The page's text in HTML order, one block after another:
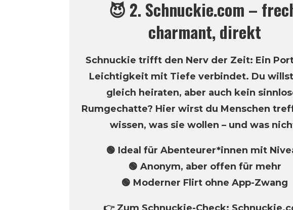
😈 2. Schnuckie.com –
charmant, direkt
Schnuckie trifft den Nerv der Zeit: Ein
Leichtigkeit mit Tiefe verbindet. Du
gleich heiraten, aber auch kein
Rumgechatte? Hier wirst du Menschen
wissen, was sie wollen – und was
🟢 Ideal für Abenteurer*innen mit
🟢 Anonym, aber offen für mehr
🟢 Moderner Flirt ohne App-Zwang